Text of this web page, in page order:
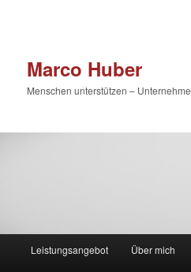
Marco Huber
Menschen unterstützen –
Leistungsangebot Über mich